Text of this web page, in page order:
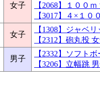
女子
【2068】１０
【3017】４×
女子
【1308】ジャ
【2312】砲丸
男子
【2332】ソフ
【3206】立幅